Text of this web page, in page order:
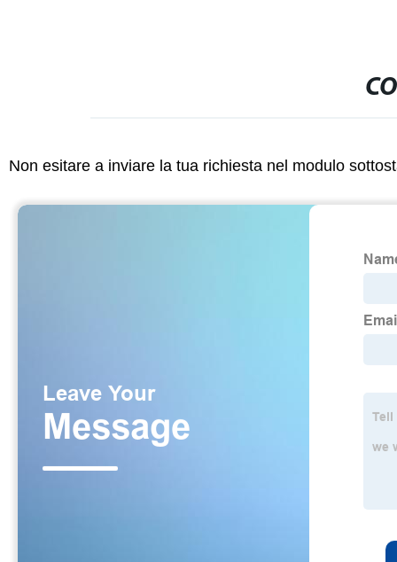
Non esitare a inviare la tua richiesta nel modulo